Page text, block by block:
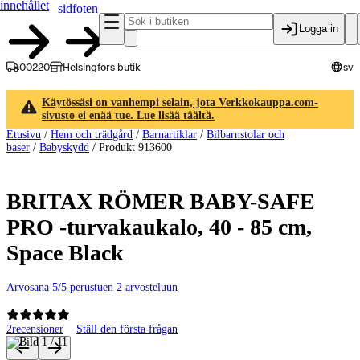
innehållet
sidfoten
Logga in
00220 Helsingfors butik sv
Käytössäsi on vanhempi selain, jota Verkkokauppa.com-
sivusto ei enää tue. Lue lisää täältä.
Etusivu / Hem och trädgård / Barnartiklar / Bilbarnstolar och
baser / Babyskydd / Produkt 913600
BRITAX RÖMER BABY-SAFE
PRO -turvakaukalo, 40 - 85 cm,
Space Black
Arvosana 5/5 perustuen 2 arvosteluun
2recensioner Ställ den första frågan